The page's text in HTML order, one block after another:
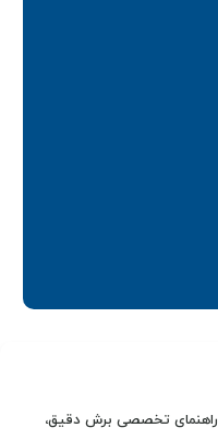
تخصصی برش دقیق،